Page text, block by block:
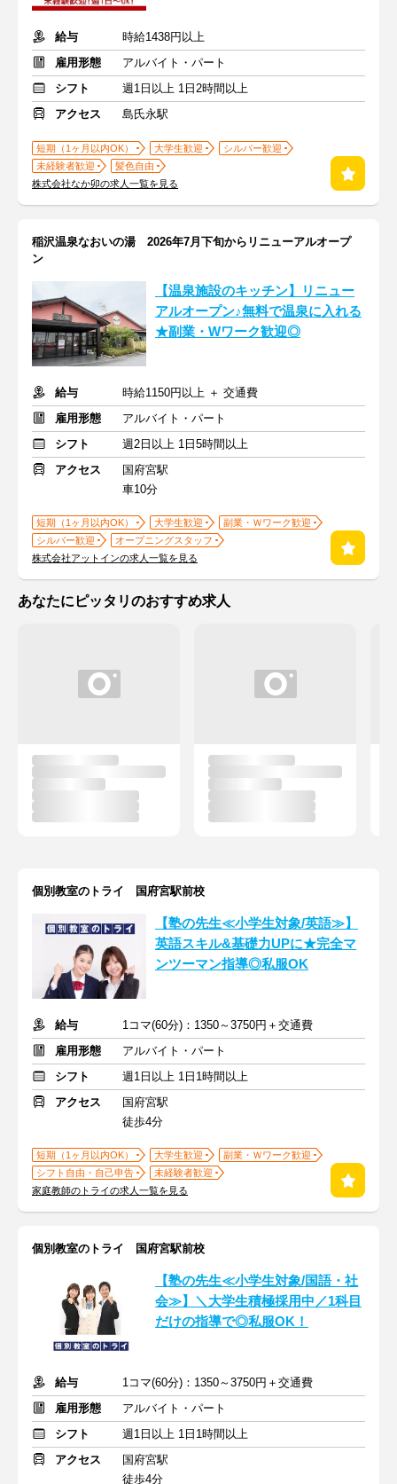
給与
時給1438円以上
雇用形態
アルバイト・パート
シフト
週1日以上 1日2時間以上
アクセス
島氏永駅
短期（1ヶ月以内OK） 大学生歓迎
シルバー歓迎
未経験者歓迎
髪色自由
株式会社なか卯の求人一覧を見る
稲沢温泉なおいの湯 2026年7月下旬からリニューアルオープ
ン
【温泉施設のキッチン】リニュー
アルオープン♪無料で温泉に入れる
★副業・Wワーク歓迎◎
給与
時給1150円以上 ＋ 交通費
雇用形態
アルバイト・パート
シフト
週2日以上 1日5時間以上
アクセス
国府宮駅
車10分
短期（1ヶ月以内OK） 大学生歓迎
副業・Ｗワーク歓迎
シルバー歓迎
オープニングスタッフ
株式会社アットインの求人一覧を見る
あなたにピッタリのおすすめ求人
個別教室のトライ 国府宮駅前校
【塾の先生≪小学生対象/英語≫】
英語スキル&基礎力UPに★完全マ
ンツーマン指導◎私服OK
給与
1コマ(60分)：1350～3750円＋交通費
雇用形態
アルバイト・パート
シフト
週1日以上 1日1時間以上
アクセス
国府宮駅
徒歩4分
短期（1ヶ月以内OK） 大学生歓迎
副業・Ｗワーク歓迎
シフト自由・自己申告
未経験者歓迎
家庭教師のトライの求人一覧を見る
個別教室のトライ 国府宮駅前校
【塾の先生≪小学生対象/国語・社
会≫】＼大学生積極採用中／1科目
だけの指導で◎私服OK！
給与
1コマ(60分)：1350～3750円＋交通費
雇用形態
アルバイト・パート
シフト
週1日以上 1日1時間以上
アクセス
国府宮駅
徒歩4分